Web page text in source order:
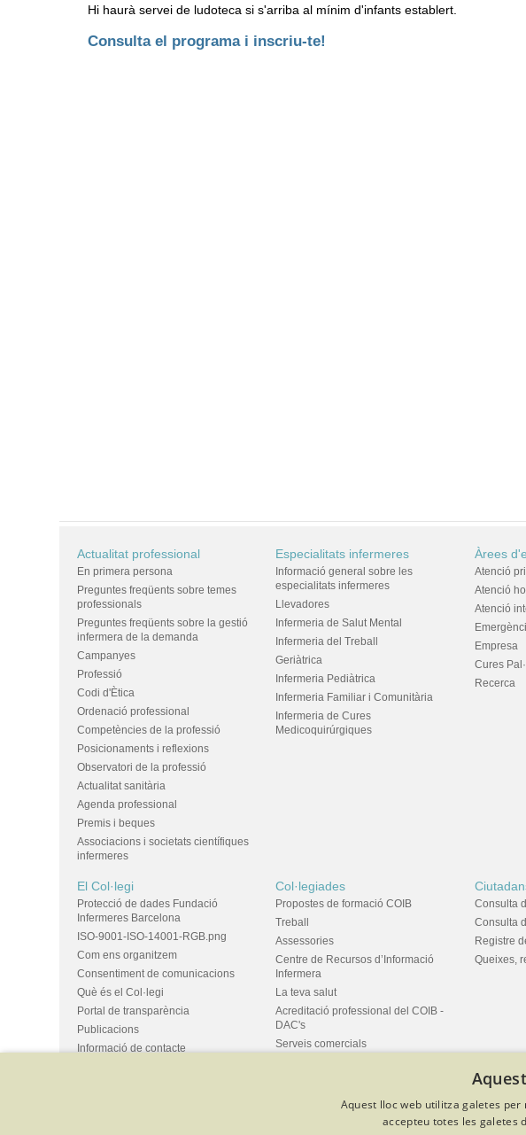
Hi haurà servei de ludoteca si s'arriba al mínim d'infants establert.
Consulta el programa i inscriu-te!
Actualitat professional
En primera persona
Preguntes freqüents sobre temes
professionals
Preguntes freqüents sobre la gestió
infermera de la demanda
Campanyes
Professió
Codi d'Ètica
Ordenació professional
Competències de la professió
Posicionaments i reflexions
Observatori de la professió
Actualitat sanitària
Agenda professional
Premis i beques
Associacions i societats científiques
infermeres
Especialitats infermeres
Informació general sobre les
especialitats infermeres
Llevadores
Infermeria de Salut Mental
Infermeria del Treball
Geriàtrica
Infermeria Pediàtrica
Infermeria Familiar i Comunitària
Infermeria de Cures
Medicoquirúrgiques
Àrees
Atenció
Atenció
Atenció
Empresa
Cures
Recerca
El Col·legi
Protecció de dades Fundació
Infermeres Barcelona
ISO-9001-ISO-14001-RGB.png
Com ens organitzem
Consentiment de comunicacions
Què és el Col·legi
Portal de transparència
Publicacions
Informació de contacte
Col·legiades
Propostes de formació COIB
Treball
Assessories
Centre de Recursos d’Informació
Infermera
La teva salut
Acreditació professional del COIB -
DAC's
Serveis comercials
Consulta
Consulta
Registre
Queixes,
Criteris de privacitat Política de
Aquest lloc web utilitza galetes
accepteu totes les galetes